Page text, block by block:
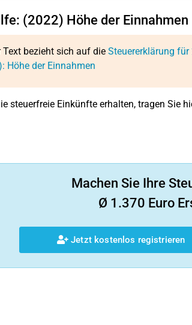
(2022) Höhe der Einnahmen
Text bezieht sich auf die Steuererklärung für
Höhe der Einnahmen
steuerfreie Einkünfte erhalten, tragen Sie
Machen Sie Ihre
Ø 1.370 Euro
Jetzt kostenlos registrieren